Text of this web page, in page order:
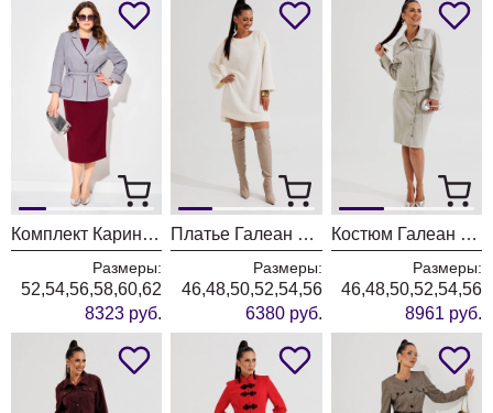
Комплект Карина Делюкс 1382 сизый + бургунди
Размеры:
52,54,56,58,60,62
8323 руб.
Платье Галеан Cтиль 1017 молочный
Размеры:
46,48,50,52,54,56
6380 руб.
Костюм Галеан Cтиль 1016 бежевый
Размеры:
46,48,50,52,54,56
8961 руб.